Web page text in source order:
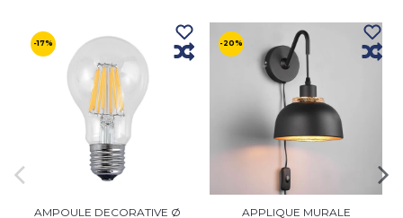
-17%
AMPOULE DECORATIVE Ø
-20%
APPLIQUE MURALE